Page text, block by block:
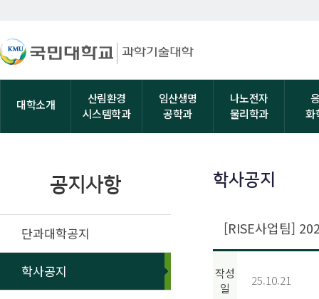
대학소개
산림환경
시스템학과
임산생명
공학과
나노전자
물리학과
화
공지사항
단과대학공지
학사공지
학사공지
[RISE사업팀]
작성
일
25.10.21